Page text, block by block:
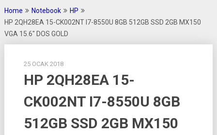
Home Notebook
HP
HP 2QH28EA 15-CK002NT I7-8550U 8GB 512GB SSD 2GB MX150
VGA 15.6″ DOS GOLD
25 OCAK 2018
HP 2QH28EA 15-
CK002NT I7-8550U 8GB
512GB SSD 2GB MX150